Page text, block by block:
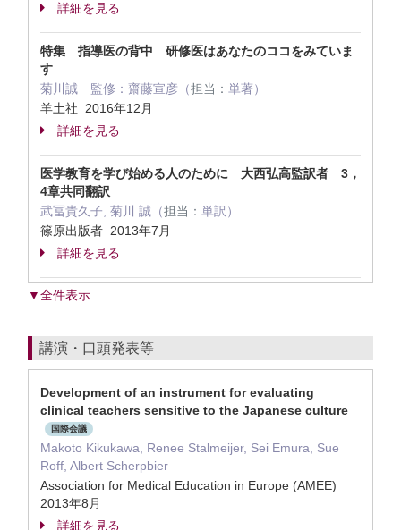
詳細を見る
特集 指導医の背中 研修医はあなたのココをみていま
す
菊川誠 監修：齋藤宣彦（担当： 単著）
羊土社 2016年12月
詳細を見る
医学教育を学び始める人のために 大西弘高監訳者 3，
4章共同翻訳
武冨貴久子, 菊川 誠（担当： 単訳）
篠原出版者 2013年7月
詳細を見る
▼全件表示
講演・口頭発表等
Development of an instrument for evaluating
clinical teachers sensitive to the Japanese culture
国際会議
Makoto Kikukawa, Renee Stalmeijer, Sei Emura, Sue
Roff, Albert Scherpbier
Association for Medical Education in Europe (AMEE)
2013年8月
詳細を見る